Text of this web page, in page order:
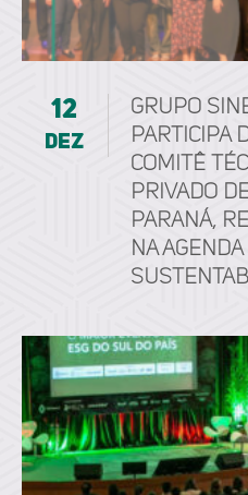
12
dez
Grupo
participa
Comitê
Privado
Paraná,
na agenda